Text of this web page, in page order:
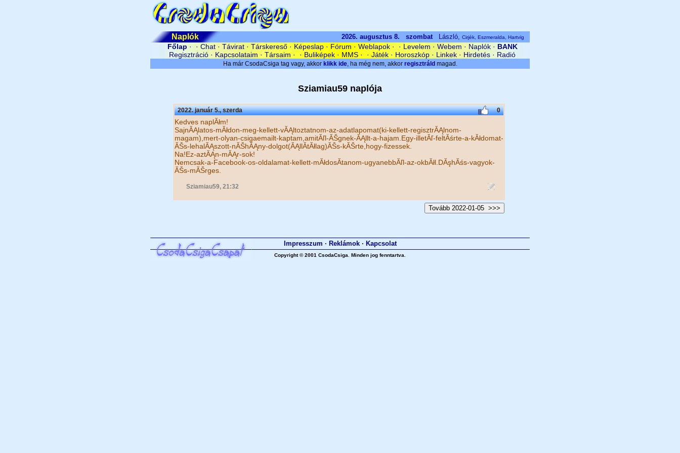
Naplók 2026. augusztus 8. szombat László, Cirjék, Eszmeralda, Hartvig
Főlap · · Chat· Távirat· Társkereső· Képeslap· Fórum · Weblapok· · Levelem · Webem · Naplók· BANK
Regisztráció · Kapcsolataim · Társaim · · Buliképek · MMS · · Játék · Horoszkóp · Linkek · Hirdetés · Radió
Sziamiau59 naplója
2022. január 5., szerda 0
Kedves naplĂłm!
SajnĂĄlatos-mĂłdon-meg-kellett-vĂĄltoztatnom-az-adatlapomat(ki-kellett-regisztrĂĄlnom-
magam),mert-olyan-csigaemailt-kaptam,amitĂľl-ĂŠgnek-ĂĄllt-a-hajam.Egy-illetĂľ-feltĂśrte-a-kĂłdomat-
ĂŠs-lehalĂĄszott-nĂŠhĂĄny-dolgot(ĂĄllĂ­tĂłlag)ĂŠs-kĂŠrte,hogy-fizessek.
Na!Ez-aztĂĄn-mĂĄr-sok!
Nemcsak-a-Facebook-os-oldalamat-kellett-mĂłdosĂ­tanom-ugyanebbĂľl-az-okbĂłl.DĂşhĂśs-vagyok-
ĂŠs-mĂŠrges.
Sziamiau59, 21:32
Impresszum · Reklámok· Kapcsolat
Copyright © 2001 CsodaCsiga. Minden jog fenntartva.